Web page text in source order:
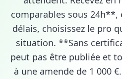
comparables sous 24h**,
délais, choisissez le pro
situation. **Sans
peut pas être publiée et
à une amende de 1 000